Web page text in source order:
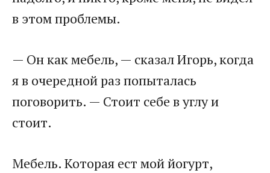
в этом проблемы.
— Он как мебель, — сказал Игорь, когда
я в очередной раз попыталась
поговорить. — Стоит себе в углу и
стоит.
Мебель. Которая ест мой йогурт,